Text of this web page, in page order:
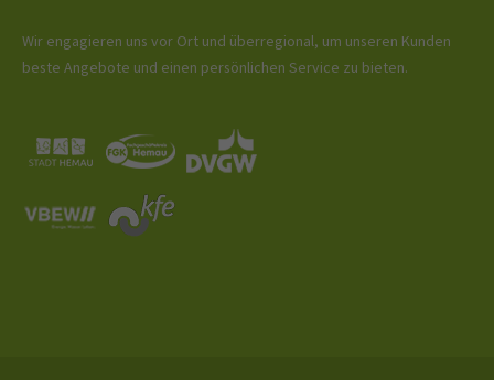
Wir engagieren uns vor Ort und überregional, um unseren Kunden
beste Angebote und einen persönlichen Service zu bieten.